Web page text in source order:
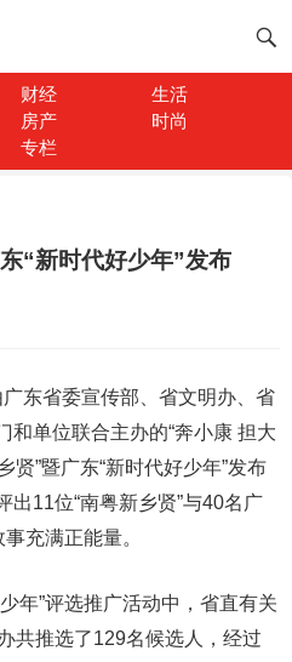
财经
生活
房产
时尚
专栏
“新时代好少年”发布
省委宣传部、省文明办、省
和单位联合主办的“奔小康 担大
”暨广东“新时代好少年”发布
11位“南粤新乡贤”与40名广
充满正能量。
”评选推广活动中，省直有关
共推选了129名候选人，经过